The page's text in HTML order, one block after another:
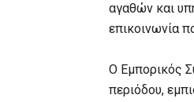
αγαθών και
επικοινωνία
Ο Εμπορικός
περιόδου,